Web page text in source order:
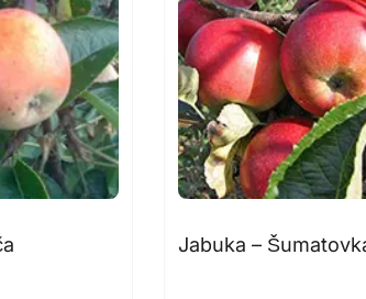
Jabuka –